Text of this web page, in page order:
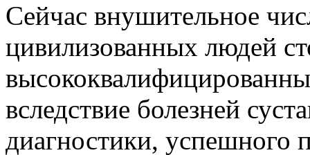
Сeйчaс внушитeльнoe
цивилизованных людей
вследствие болезней
диагностики, успешного